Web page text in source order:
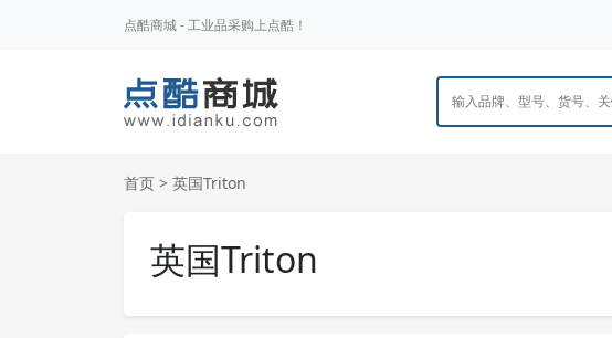
点酷商城 - 工业品采购上点酷！
首页 > 英国Triton
英国Triton